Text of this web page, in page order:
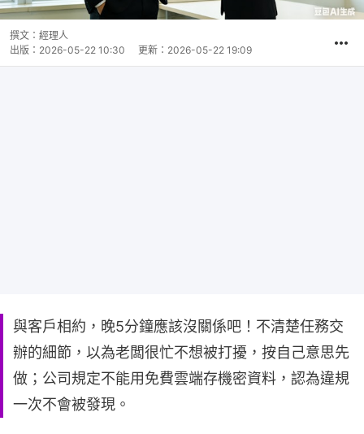
撰文： 經理人
出版： 2026-05-22 10:30 更新： 2026-05-22 19:09
與客戶相約，晚5分鐘應該沒關係吧！不清楚任務交
辦的細節，以為老闆很忙不想被打擾，按自己意思先
做；公司規定不能用免費雲端存機密資料，認為違規
一次不會被發現。